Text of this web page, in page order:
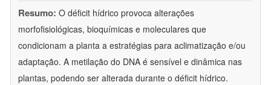
Resumo: O déficit hídrico provoca alterações
morfofisiológicas, bioquímicas e moleculares que
condicionam a planta a estratégias para aclimatização e/ou
adaptação. A metilação do DNA é sensível e dinâmica nas
plantas, podendo ser alterada durante o déficit hídrico.